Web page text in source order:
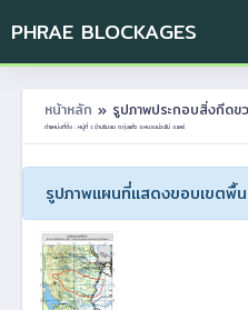
PHRAE BLOCKAGES
หน้าหลัก » รูปภาพประกอบสิ่งกีด
ตำแหน่งที่ตั้ง : หมู่ที่ 1 บ้านริมยม ต.ทุ่งแค้ว อ.หนองม่วงไข่ จ.แพร่
รูปภาพแผนที่แสดงขอบเขตพื้